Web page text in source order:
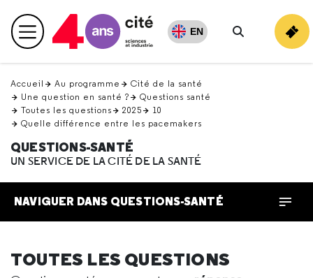
en
haut Menu principal EN
Rechercher
Accueil Au programme
Cité de la santé
Une question en santé ?
Questions santé
Toutes les questions
2025
10
Quelle différence entre les pacemakers
QUESTIONS-SANTÉ
UN SERVICE DE LA CITÉ DE LA SANTÉ
NAVIGUER DANS QUESTIONS-SANTÉ
TOUTES LES QUESTIONS